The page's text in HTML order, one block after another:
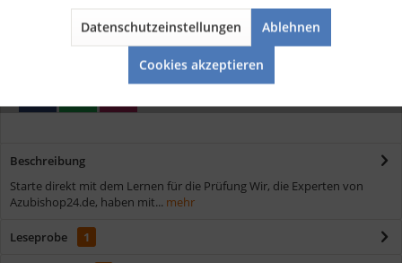
Schnelle Lieferung
Verschiedene Zahlungsmöglichkeiten
Beschreibung
Starte direkt mit dem Lernen für die Prüfung Wir, die Experten von
Azubishop24.de, haben mit... mehr
Leseprobe 1
Datenschutzeinstellungen Ablehnen
Cookies akzeptieren